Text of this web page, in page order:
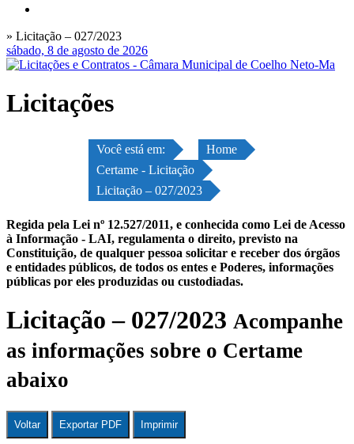
» Licitação – 027/2023
sábado, 8 de agosto de 2026
Licitações
Você está em:
Home
Certame - Licitação
Licitação – 027/2023
Regida pela Lei nº 12.527/2011, e conhecida como Lei de Acesso
à Informação - LAI, regulamenta o direito, previsto na
Constituição, de qualquer pessoa solicitar e receber dos órgãos
e entidades públicos, de todos os entes e Poderes, informações
públicas por eles produzidas ou custodiadas.
Licitação – 027/2023 Acompanhe
as informações sobre o Certame
abaixo
Voltar Exportar PDF Imprimir